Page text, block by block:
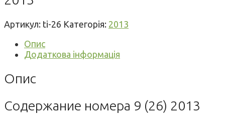
Артикул: ti-26 Категорія: 2013
Опис
Додаткова інформація
Опис
Содержание номера 9 (26) 2013